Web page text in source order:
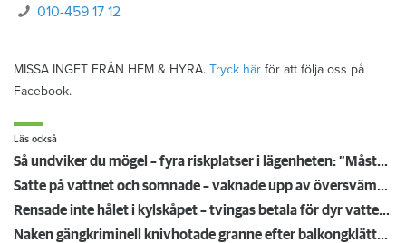
010-459 17 12
MISSA INGET FRÅN HEM & HYRA. Tryck här för att följa oss på
Facebook.
Läs också
Så undviker du mögel – fyra riskplatser i lägenheten: ”Måste städa bort”
Satte på vattnet och somnade – vaknade upp av översvämning hos grannen
Rensade inte hålet i kylskåpet – tvingas betala för dyr vattenskada
Naken gängkriminell knivhotade granne efter balkongklättring